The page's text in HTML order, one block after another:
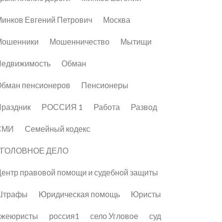
Евгений Петрович Москва
Мошенничество Мытищи
Обман
пенсионеров Пенсионеры
РОССИЯ 1 Работа Развод
Семейный кодекс
ДЕЛО
правовой помощи и судебной защиты
Юридическая помощь Юристы
россия1 село Угловое суд